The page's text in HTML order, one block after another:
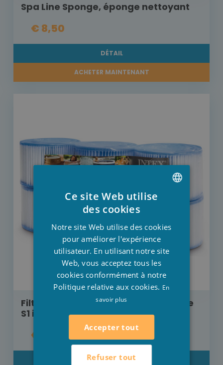
Spa Line Sponge, éponge nettoyant
€ 8,50
DÉTAIL
ACHETER MAINTENANT
Filter Cartridges, filtres de rechange
S1 intex piscine
€ 15,00
DÉTAIL
ENGLISH
Ce site Web utilise
des cookies
Notre site Web utilise des cookies
pour améliorer l'expérience
utilisateur. En utilisant notre site
Web, vous acceptez tous les
cookies conformément à notre
Politique relative aux cookies. En
savoir plus
Accepter tout
Refuser tout